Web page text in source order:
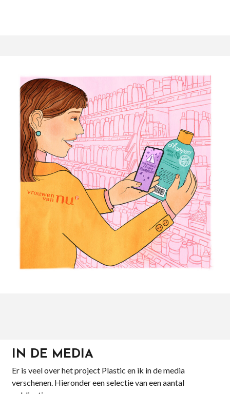
IN DE MEDIA
Er is veel over het project Plastic en ik in de media
verschenen. Hieronder een selectie van een aantal